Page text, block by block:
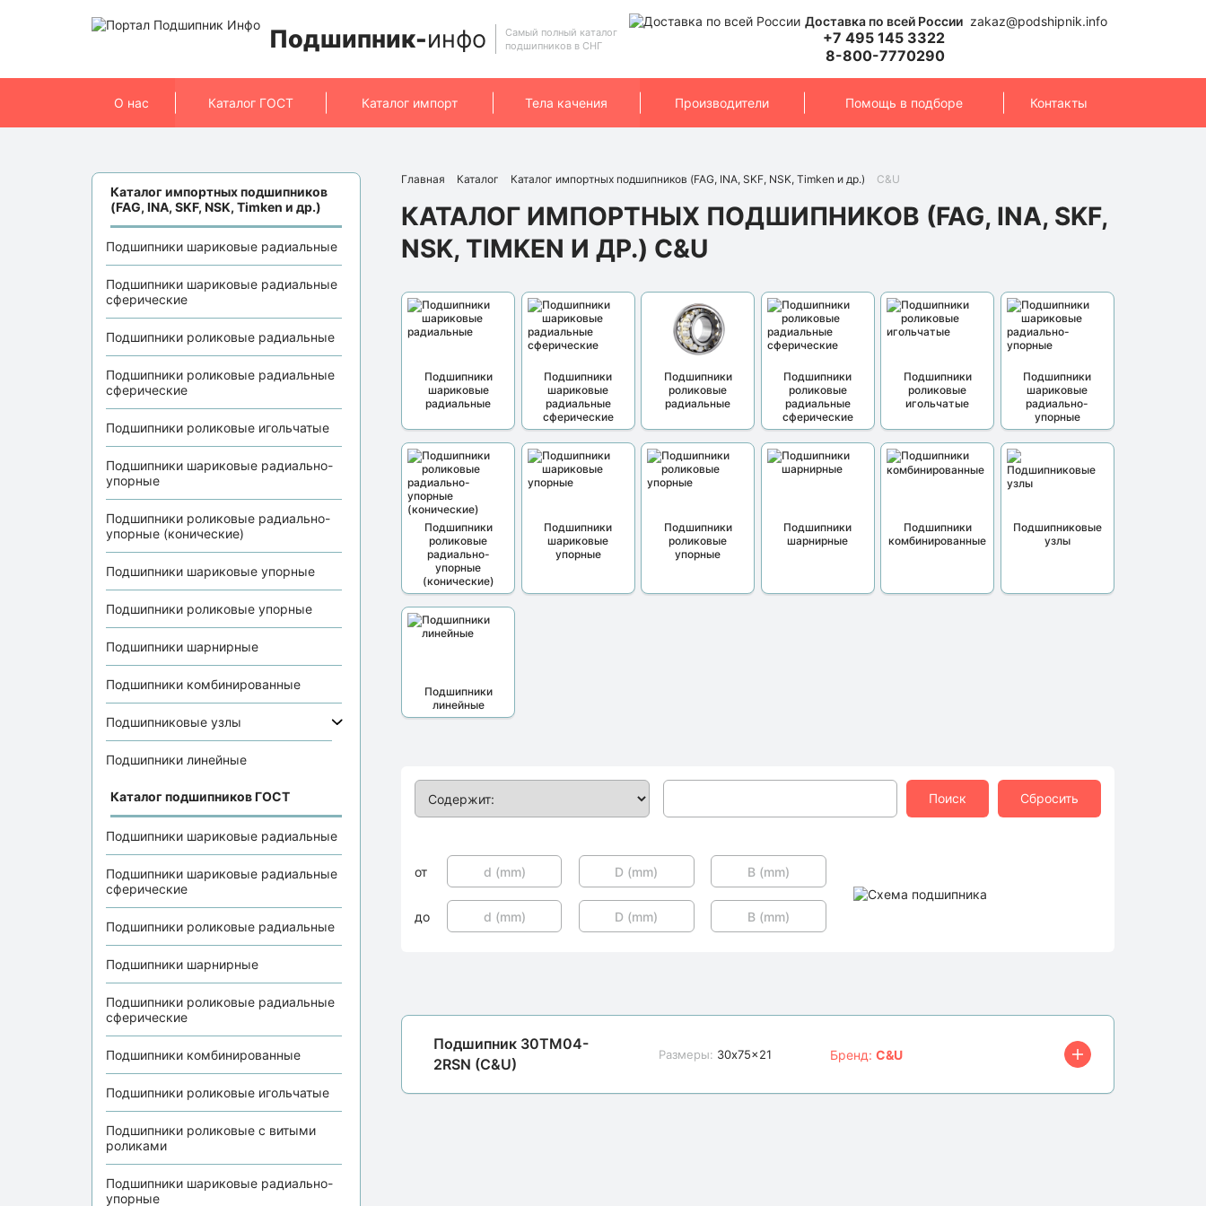
Подшипник-инфо
Самый полный каталог
подшипников в СНГ
Доставка по всей России zakaz@podshipnik.info
+7 495 145 3322
8-800-7770290
О нас Каталог ГОСТ Каталог импорт Тела качения Производители Помощь в подборе Контакты
Каталог импортных подшипников
(FAG, INA, SKF, NSK, Timken и др.)
Подшипники шариковые радиальные
Подшипники шариковые радиальные
сферические
Подшипники роликовые радиальные
Подшипники роликовые радиальные
сферические
Подшипники роликовые игольчатые
Подшипники шариковые радиально-
упорные
Подшипники роликовые радиально-
упорные (конические)
Подшипники шариковые упорные
Подшипники роликовые упорные
Подшипники шарнирные
Подшипники комбинированные
Подшипниковые узлы
Подшипники линейные
Каталог подшипников ГОСТ
Подшипники шариковые радиальные
Подшипники шариковые радиальные
сферические
Подшипники роликовые радиальные
Подшипники шарнирные
Подшипники роликовые радиальные
сферические
Подшипники комбинированные
Подшипники роликовые игольчатые
Подшипники роликовые с витыми
роликами
Подшипники шариковые радиально-
упорные
Главная Каталог Каталог импортных подшипников (FAG, INA, SKF, NSK, Timken и др.) C&U
КАТАЛОГ ИМПОРТНЫХ ПОДШИПНИКОВ (FAG, INA, SKF,
NSK, TIMKEN И ДР.) C&U
Подшипники
шариковые
радиальные
Подшипники
шариковые
радиальные
сферические
Подшипники
роликовые
радиальные
Подшипники
роликовые
радиальные
сферические
Подшипники
роликовые
игольчатые
Подшипники
шариковые
радиально-
упорные
Подшипники
роликовые
радиально-
упорные
(конические)
Подшипники
шариковые
упорные
Подшипники
роликовые
упорные
Подшипники
шарнирные
Подшипники
комбинированные
Подшипниковые
узлы
Подшипники
линейные
Поиск Сбросить
от
до
Подшипник 30TM04-
2RSN (C&U)
Размеры: 30x75x21 Бренд: C&U